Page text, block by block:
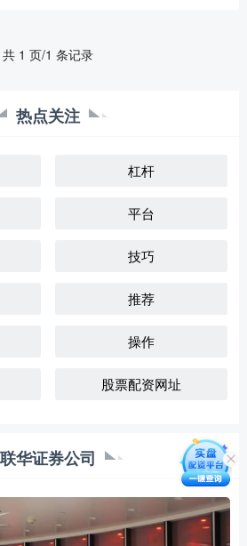
共 1 页/1 条记录
热点关注
杠杆
平台
技巧
推荐
操作
股票配资网址
联华证券公司